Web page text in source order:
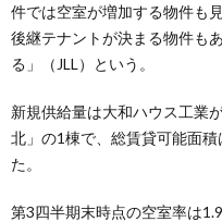
件では空室が増加する物件も
後継テナントが決まる物件も
る」（JLL）という。
新規供給量は大和ハウス工業
北」の1棟で、総賃貸可能面
た。
第3四半期末時点の空室率は